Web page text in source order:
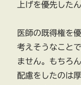
上げを優先した
医師の既得権を
考えそうなこと
ません。もちろ
配慮をしたのは